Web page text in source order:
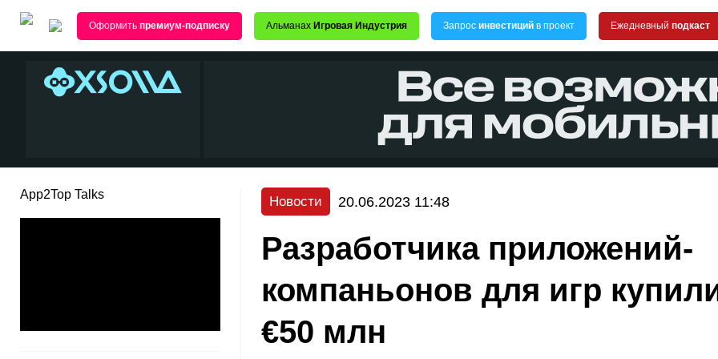
Оформить премиум-подписку Альманах Игровая Индустрия Запрос инвестиций в проект Ежедневный подкаст
App2Top Talks Новости 20.06.2023 11:48
Разработчика приложений-
компаньонов для игр
€50 млн